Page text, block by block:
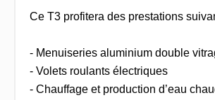
Ce T3 profitera des prestations
- Menuiseries aluminium double
- Volets roulants électriques
- Chauffage et production d’eau